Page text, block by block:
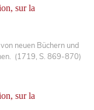
sur la
neuen Büchern und
(1719, S. 869-870)
sur la